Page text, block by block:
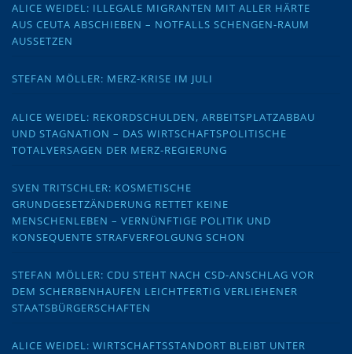
ALICE WEIDEL: ILLEGALE MIGRANTEN MIT ALLER HÄRTE
AUS CEUTA ABSCHIEBEN – NOTFALLS SCHENGEN-RAUM
AUSSETZEN
STEFAN MÖLLER: MERZ-KRISE IM JULI
ALICE WEIDEL: REKORDSCHULDEN, ARBEITSPLATZABBAU
UND STAGNATION – DAS WIRTSCHAFTSPOLITISCHE
TOTALVERSAGEN DER MERZ-REGIERUNG
SVEN TRITSCHLER: KOSMETISCHE
GRUNDGESETZÄNDERUNG RETTET KEINE
MENSCHENLEBEN – VERNÜNFTIGE POLITIK UND
KONSEQUENTE STRAFVERFOLGUNG SCHON
STEFAN MÖLLER: CDU STEHT NACH CSD-ANSCHLAG VOR
DEM SCHERBENHAUFEN LEICHTFERTIG VERLIEHENER
STAATSBÜRGERSCHAFTEN
ALICE WEIDEL: WIRTSCHAFTSSTANDORT BLEIBT UNTER